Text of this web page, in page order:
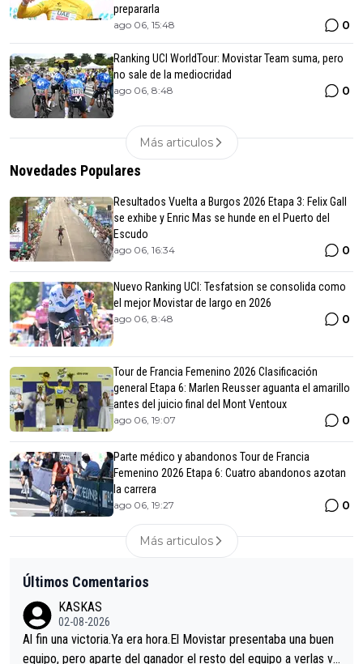
prepararla
ago 06, 15:48 0
Ranking UCI WorldTour: Movistar Team suma, pero
no sale de la mediocridad
ago 06, 8:48 0
Más articulos
Novedades Populares
Resultados Vuelta a Burgos 2026 Etapa 3: Felix Gall
se exhibe y Enric Mas se hunde en el Puerto del
Escudo
ago 06, 16:34 0
Nuevo Ranking UCI: Tesfatsion se consolida como
el mejor Movistar de largo en 2026
ago 06, 8:48 0
Tour de Francia Femenino 2026 Clasificación
general Etapa 6: Marlen Reusser aguanta el amarillo
antes del juicio final del Mont Ventoux
ago 06, 19:07 0
Parte médico y abandonos Tour de Francia
Femenino 2026 Etapa 6: Cuatro abandonos azotan
la carrera
ago 06, 19:27 0
Más articulos
Últimos Comentarios
KASKAS
02-08-2026
Al fin una victoria.Ya era hora.El Movistar presentaba una buen
equipo, pero aparte del ganador el resto del equipo a verlas ve